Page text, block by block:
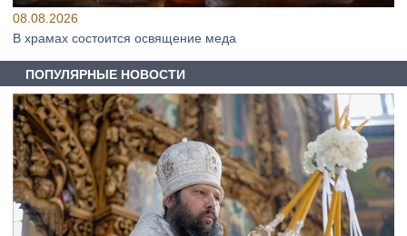
08.08.2026
В храмах состоится освящение меда
ПОПУЛЯРНЫЕ НОВОСТИ